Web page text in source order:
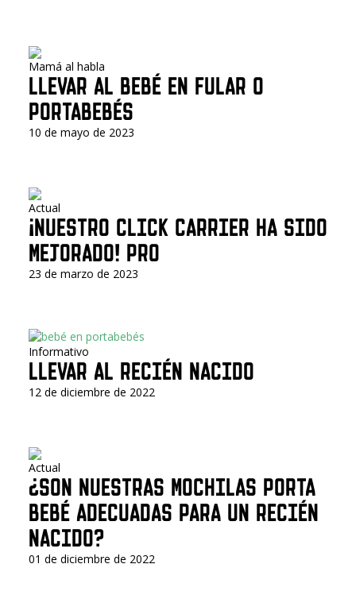
Mamá al habla
LLEVAR AL BEBÉ EN FULAR O
PORTABEBÉS
10 de mayo de 2023
Actual
¡NUESTRO CLICK CARRIER HA SIDO
MEJORADO! PRO
23 de marzo de 2023
Informativo
LLEVAR AL RECIÉN NACIDO
12 de diciembre de 2022
Actual
¿SON NUESTRAS MOCHILAS PORTA
BEBÉ ADECUADAS PARA UN RECIÉN
NACIDO?
01 de diciembre de 2022